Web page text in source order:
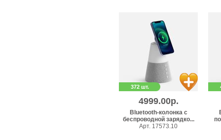
372 шт.
4999.00р.
Bluetooth-колонка с
беспроводной зарядко...
Арт. 17573.10